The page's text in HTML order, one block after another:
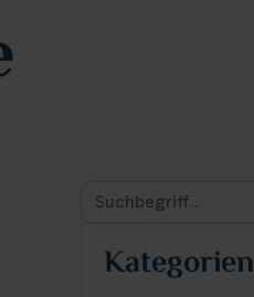
Kategorien